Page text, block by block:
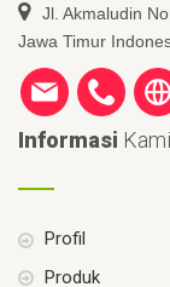
Jl. Akmaludin
Jawa Timur
Informasi Kami
Profil
Produk